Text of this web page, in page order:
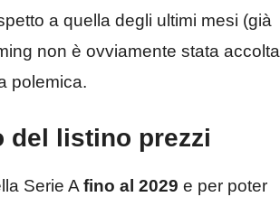
a quella degli ultimi mesi (già
non è ovviamente stata accolta
polemica.
del listino prezzi
Serie A fino al 2029 e per poter